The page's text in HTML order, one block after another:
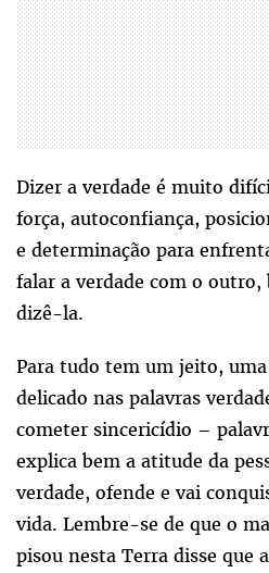
Dizer a verdade é muito
força, autoconfiança,
e determinação para
falar a verdade com o outro,
dizê-la.
Para tudo tem um jeito,
delicado nas palavras
cometer sincericídio –
explica bem a atitude da
verdade, ofende e vai
vida. Lembre-se de que o
pisou nesta Terra disse que